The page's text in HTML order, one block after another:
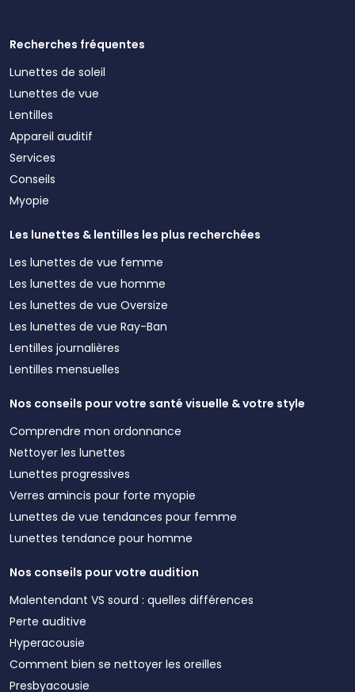
Recherches fréquentes
Lunettes de soleil
Lunettes de vue
Lentilles
Appareil auditif
Services
Conseils
Myopie
Les lunettes & lentilles les plus recherchées
Les lunettes de vue femme
Les lunettes de vue homme
Les lunettes de vue Oversize
Les lunettes de vue Ray-Ban
Lentilles journalières
Lentilles mensuelles
Nos conseils pour votre santé visuelle & votre style
Comprendre mon ordonnance
Nettoyer les lunettes
Lunettes progressives
Verres amincis pour forte myopie
Lunettes de vue tendances pour femme
Lunettes tendance pour homme
Nos conseils pour votre audition
Malentendant VS sourd : quelles différences
Perte auditive
Hyperacousie
Comment bien se nettoyer les oreilles
Presbyacousie